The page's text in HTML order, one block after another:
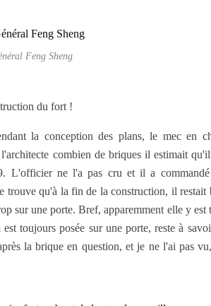
Feng Sheng
du fort !
la conception des plans, le mec en
combien de briques il estimait
L'officier ne l'a pas cru et il a
trouve qu'à la fin de la construction, il restait
sur une porte. Bref, apparemment elle y est
toujours posée sur une porte, reste à
la brique en question, et je ne l'ai pas